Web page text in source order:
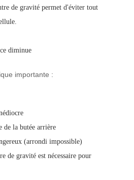
de gravité permet d'éviter tout
diminue
importante :
de la butée arrière
(arrondi impossible)
de gravité est nécessaire pour